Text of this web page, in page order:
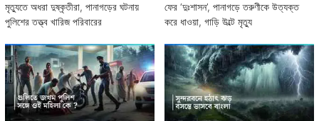
মৃত্যুতে অধরা দুষ্কৃতীরা, পানাগড়ের ঘটনায়
পুলিশের তত্ত্ব খারিজ পরিবারের
ফের ‘দুঃশাসন’, পানাগড়ে তরুণীকে উত্যক্ত
করে ধাওয়া, গাড়ি উল্টে মৃত্যু